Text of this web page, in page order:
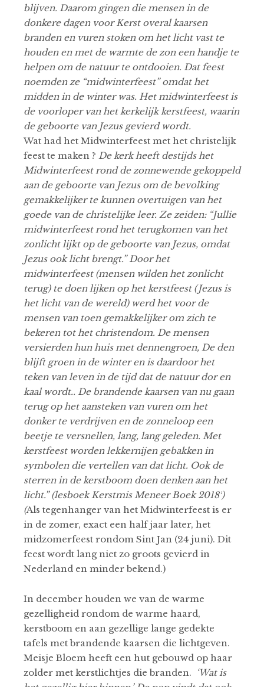
blijven. Daarom gingen die mensen in de
donkere dagen voor Kerst overal kaarsen
branden en vuren stoken om het licht vast te
houden en met de warmte de zon een handje te
helpen om de natuur te ontdooien. Dat feest
noemden ze “midwinterfeest” omdat het
midden in de winter was. Het midwinterfeest is
de voorloper van het kerkelijk kerstfeest, waarin
de geboorte van Jezus gevierd wordt.
Wat had het Midwinterfeest met het christelijk
feest te maken ? De kerk heeft destijds het
Midwinterfeest rond de zonnewende gekoppeld
aan de geboorte van Jezus om de bevolking
gemakkelijker te kunnen overtuigen van het
goede van de christelijke leer. Ze zeiden: “Jullie
midwinterfeest rond het terugkomen van het
zonlicht lijkt op de geboorte van Jezus, omdat
Jezus ook licht brengt.” Door het
midwinterfeest (mensen wilden het zonlicht
terug) te doen lijken op het kerstfeest (Jezus is
het licht van de wereld) werd het voor de
mensen van toen gemakkelijker om zich te
bekeren tot het christendom. De mensen
versierden hun huis met dennengroen, De den
blijft groen in de winter en is daardoor het
teken van leven in de tijd dat de natuur dor en
kaal wordt.. De brandende kaarsen van nu gaan
terug op het aansteken van vuren om het
donker te verdrijven en de zonneloop een
beetje te versnellen, lang, lang geleden. Met
kerstfeest worden lekkernijen gebakken in
symbolen die vertellen van dat licht. Ook de
sterren in de kerstboom doen denken aan het
licht.” (lesboek Kerstmis Meneer Boek 2018¹)
(Als tegenhanger van het Midwinterfeest is er
in de zomer, exact een half jaar later, het
midzomerfeest rondom Sint Jan (24 juni). Dit
feest wordt lang niet zo groots gevierd in
Nederland en minder bekend.)
In december houden we van de warme
gezelligheid rondom de warme haard,
kerstboom en aan gezellige lange gedekte
tafels met brandende kaarsen die lichtgeven.
Meisje Bloem heeft een hut gebouwd op haar
zolder met kerstlichtjes die branden.
‘Wat is